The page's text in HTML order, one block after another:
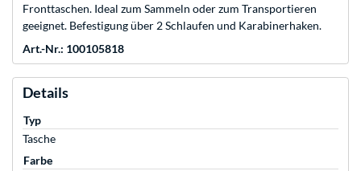
Fronttaschen. Ideal zum Sammeln oder zum Transportieren
geeignet. Befestigung über 2 Schlaufen und Karabinerhaken.
Art.-Nr.: 100105818
Details
Typ
Tasche
Farbe